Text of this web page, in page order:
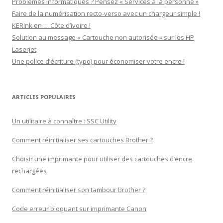
Faire de la numérisation recto-verso avec un chargeur simple !
KERink en … Côte d’ivoire !
Solution au message « Cartouche non autorisée » sur les HP
Laserjet
Une police d’écriture (typo) pour économiser votre encre !
ARTICLES POPULAIRES
Un utilitaire à connaître : SSC Utility
Comment réinitialiser ses cartouches Brother ?
Choisir une imprimante pour utiliser des cartouches d’encre
rechargées
Comment réinitialiser son tambour Brother ?
Code erreur bloquant sur imprimante Canon